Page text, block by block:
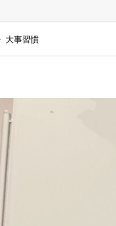
大事習慣